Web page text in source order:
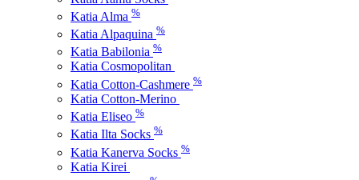
Katia Alma %
Katia Alpaquina %
Katia Babilonia %
Katia Cosmopolitan
Katia Cotton-Cashmere %
Katia Cotton-Merino
Katia Eliseo %
Katia Ilta Socks %
Katia Kanerva Socks %
Katia Kirei